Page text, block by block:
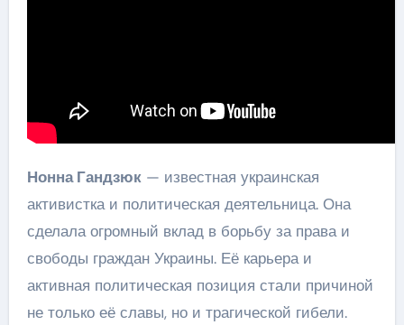
Нонна Гандзюк— известная украинская
активистка и политическая деятельница. Она
сделала огромный вклад в борьбу за права и
свободы граждан Украины. Её карьера и
активная политическая позиция стали причиной
не только её славы, но и трагической гибели.